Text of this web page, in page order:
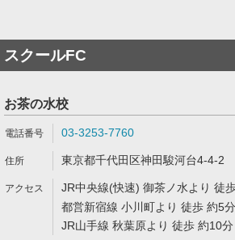
スクールFC
お茶の水校
03-3253-7760
東京都千代田区神田駿河台4-4-2
JR中央線(快速) 御茶ノ水より 徒
都営新宿線 小川町より 徒歩 約5分
JR山手線 秋葉原より 徒歩 約10分